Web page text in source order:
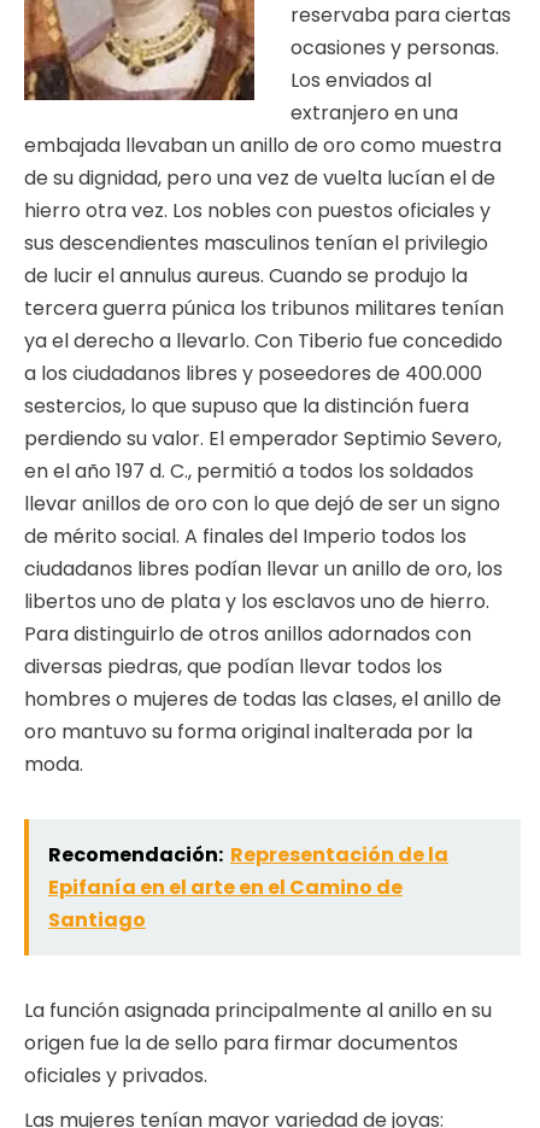
reservaba para ciertas
ocasiones y personas.
Los enviados al
extranjero en una
embajada llevaban un anillo de oro como muestra
de su dignidad, pero una vez de vuelta lucían el de
hierro otra vez. Los nobles con puestos oficiales y
sus descendientes masculinos tenían el privilegio
de lucir el annulus aureus. Cuando se produjo la
tercera guerra púnica los tribunos militares tenían
ya el derecho a llevarlo. Con Tiberio fue concedido
a los ciudadanos libres y poseedores de 400.000
sestercios, lo que supuso que la distinción fuera
perdiendo su valor. El emperador Septimio Severo,
en el año 197 d. C., permitió a todos los soldados
llevar anillos de oro con lo que dejó de ser un signo
de mérito social. A finales del Imperio todos los
ciudadanos libres podían llevar un anillo de oro, los
libertos uno de plata y los esclavos uno de hierro.
Para distinguirlo de otros anillos adornados con
diversas piedras, que podían llevar todos los
hombres o mujeres de todas las clases, el anillo de
oro mantuvo su forma original inalterada por la
moda.
Recomendación: Representación de la
Epifanía en el arte en el Camino de
Santiago
La función asignada principalmente al anillo en su
origen fue la de sello para firmar documentos
oficiales y privados.
Las mujeres tenían mayor variedad de joyas: